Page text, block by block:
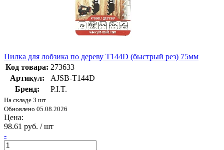
Пилка для лобзика по дереву T144D (быстрый рез) 75мм
Код товара: 273633
Артикул:
AJSB-T144D
Бренд:
P.I.T.
На складе 3 шт
Обновлено 05.08.2026
Цена:
98.61 руб. / шт
-